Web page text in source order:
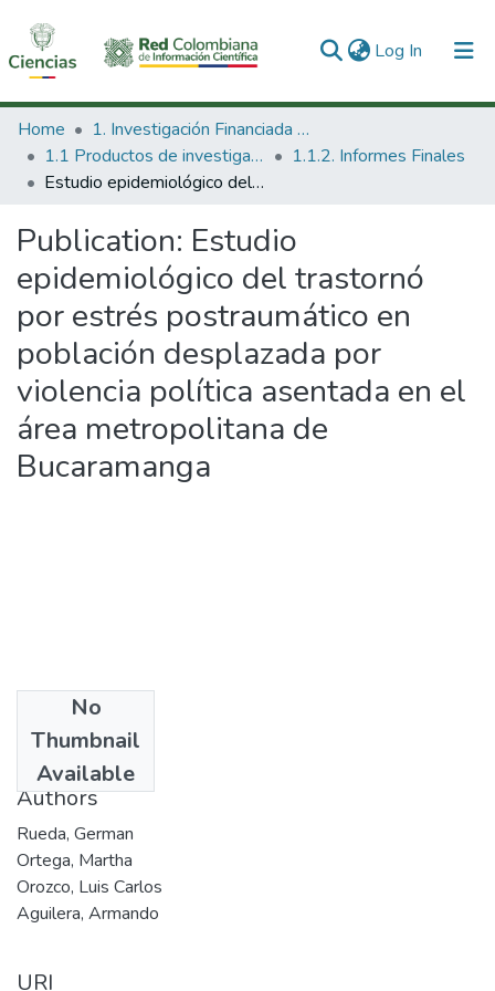
Log In (current)
Communities & Collections
All of DSpace
Home
1. Investigación Financiada con Recursos Públicos
1.1 Productos de investigación
1.1.2. Informes Finales
Estudio epidemiológico del trastornó por estrés postraumático en población desplazada por violencia política asentada en el área metropolitana de Bucaramanga
Publication: Estudio
epidemiológico del trastornó
por estrés postraumático en
población desplazada por
violencia política asentada en el
área metropolitana de
Bucaramanga
No
Thumbnail
Available
[2002]
Authors
Rueda, German
Ortega, Martha
Orozco, Luis Carlos
Aguilera, Armando
URI